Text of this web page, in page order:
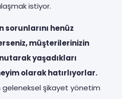
istiyor.
sorunlarını henüz
müşterilerinizin
yaşadıkları
olarak hatırlıyorlar.
geleneksel şikayet yönetim